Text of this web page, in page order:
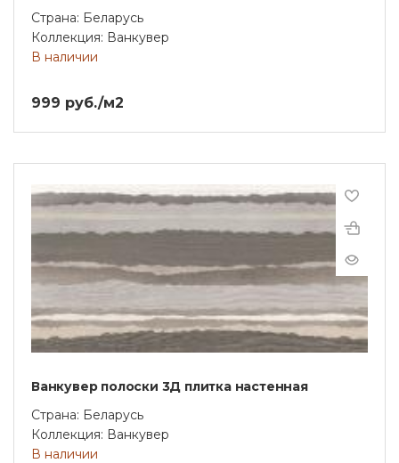
Страна: Беларусь
Коллекция: Ванкувер
В наличии
999 руб./м2
Ванкувер полоски 3Д плитка настенная
Страна: Беларусь
Коллекция: Ванкувер
В наличии